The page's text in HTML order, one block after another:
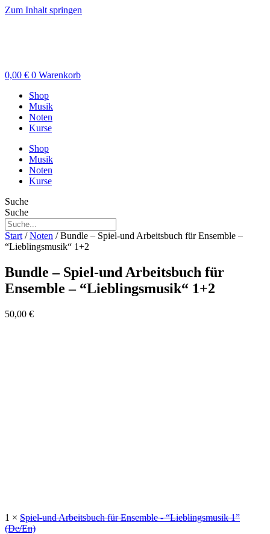
Zum Inhalt springen
0,00 € 0 Warenkorb
Shop
Musik
Noten
Kurse
Shop
Musik
Noten
Kurse
Suche
Suche
Start /Noten / Bundle – Spiel-und Arbeitsbuch für Ensemble –
“Lieblingsmusik“ 1+2
Bundle – Spiel-und Arbeitsbuch für
Ensemble – “Lieblingsmusik“ 1+2
50,00 €
1 × Spiel-und Arbeitsbuch für Ensemble - “Lieblingsmusik 1”
(De/En)